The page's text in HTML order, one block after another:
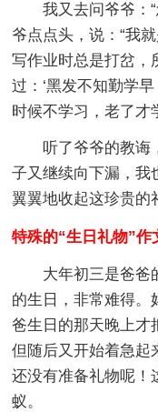
我又去问爷爷：“
爷点点头，说：“我
写作业时总是打岔，
过：‘黑发不知勤学
时候不学习，老了才
听了爷爷的教诲
子又继续向下漏，我
翼翼地收起这珍贵的
特殊的“生日礼物”作
大年初三是爸爸的
的生日，非常难得。
爸生日的那天晚上才
但随后又开始着急起
还没有准备礼物呢！
蚁。